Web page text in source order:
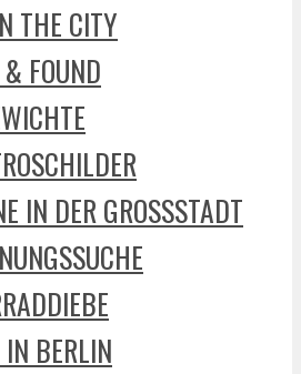
THE CITY
FOUND
IN DER GROSSSTADT
IN BERLIN